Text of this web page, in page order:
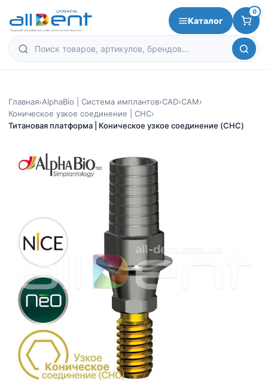
Каталог
0
Главная›AlphaBio | Система имплантов›CAD›CAM›
Коническое узкое соединение | CHC›
Титановая платформа | Коническое узкое соединение (CHC)